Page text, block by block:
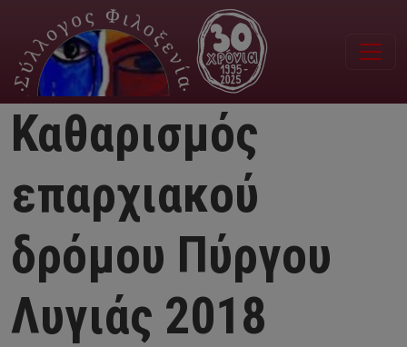
Παράκαμψη προς το κυρίως περιεχόμενο
Καθαρισμός
επαρχιακού
δρόμου Πύργου
Λυγιάς 2018